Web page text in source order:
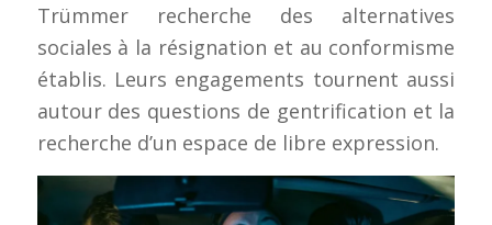
Trümmer recherche des alternatives
sociales à la résignation et au conformisme
établis. Leurs engagements tournent aussi
autour des questions de gentrification et la
recherche d’un espace de libre expression.